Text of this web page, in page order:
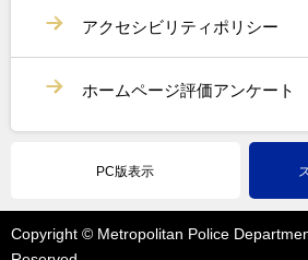
アクセシビリティポリシー
ホームページ評価アンケート
PC版表示
Copyright © Metropolitan Police